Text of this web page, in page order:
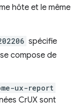
hôte et le même
spécifie
compose de
ux-report
CrUX sont